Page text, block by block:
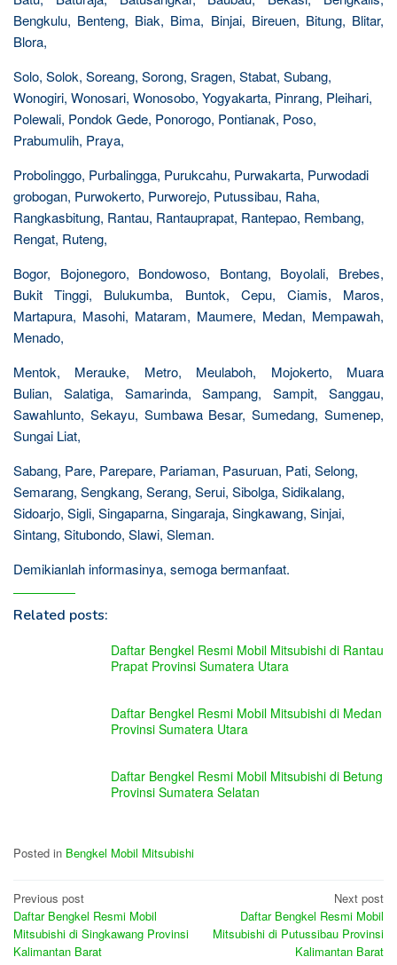
Bengkulu, Benteng, Biak, Bima, Binjai, Bireuen, Bitung, Blitar,
Blora,
Solo, Solok, Soreang, Sorong, Sragen, Stabat, Subang,
Wonogiri, Wonosari, Wonosobo, Yogyakarta, Pinrang, Pleihari,
Polewali, Pondok Gede, Ponorogo, Pontianak, Poso,
Prabumulih, Praya,
Probolinggo, Purbalingga, Purukcahu, Purwakarta, Purwodadi
grobogan, Purwokerto, Purworejo, Putussibau, Raha,
Rangkasbitung, Rantau, Rantauprapat, Rantepao, Rembang,
Rengat, Ruteng,
Bogor, Bojonegoro, Bondowoso, Bontang, Boyolali, Brebes,
Bukit Tinggi, Bulukumba, Buntok, Cepu, Ciamis, Maros,
Martapura, Masohi, Mataram, Maumere, Medan, Mempawah,
Menado,
Mentok, Merauke, Metro, Meulaboh, Mojokerto, Muara
Bulian, Salatiga, Samarinda, Sampang, Sampit, Sanggau,
Sawahlunto, Sekayu, Sumbawa Besar, Sumedang, Sumenep,
Sungai Liat,
Sabang, Pare, Parepare, Pariaman, Pasuruan, Pati, Selong,
Semarang, Sengkang, Serang, Serui, Sibolga, Sidikalang,
Sidoarjo, Sigli, Singaparna, Singaraja, Singkawang, Sinjai,
Sintang, Situbondo, Slawi, Sleman.
Demikianlah informasinya, semoga bermanfaat.
Related posts:
Daftar Bengkel Resmi Mobil Mitsubishi di Rantau
Prapat Provinsi Sumatera Utara
Daftar Bengkel Resmi Mobil Mitsubishi di Medan
Provinsi Sumatera Utara
Daftar Bengkel Resmi Mobil Mitsubishi di Betung
Provinsi Sumatera Selatan
Posted in Bengkel Mobil Mitsubishi
Post
navigation
Previous post
Daftar Bengkel Resmi Mobil
Mitsubishi di Singkawang Provinsi
Kalimantan Barat
Next post
Daftar Bengkel Resmi Mobil
Mitsubishi di Putussibau Provinsi
Kalimantan Barat